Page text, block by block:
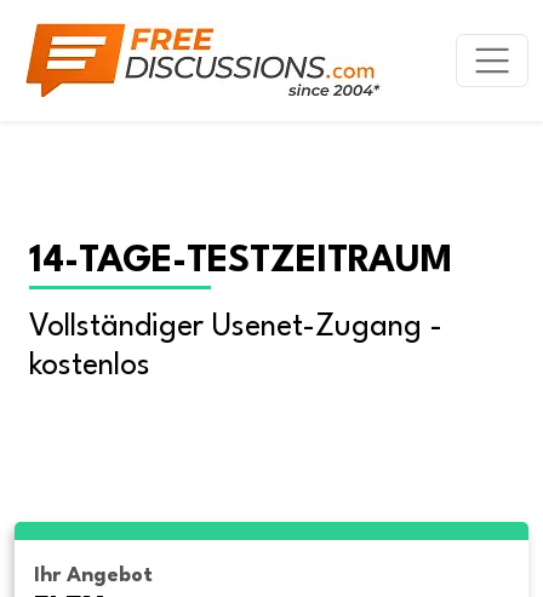
14-TAGE-TESTZEITRAUM
Vollständiger Usenet-Zugang -
kostenlos
Ihr Angebot